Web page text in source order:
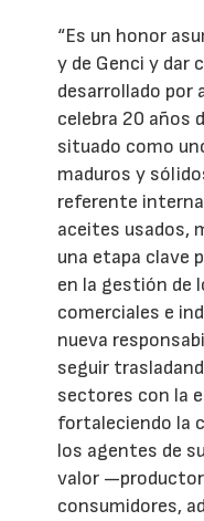
“Es un honor
y de Genci y dar
desarrollado por
celebra 20 años
situado como
maduros y
referente
aceites usados,
una etapa clave
en la gestión de
comerciales e
nueva
seguir
sectores con la
fortaleciendo la
los agentes de
valor
consumidores,